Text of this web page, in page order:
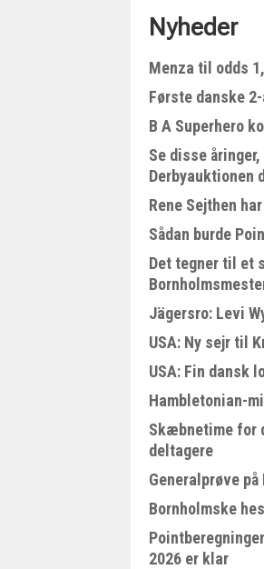
Nyheder
Menza til odds
Første danske
B A Superhero
Se disse
Derbyauktionen
Rene Sejthen
Sådan burde
Det tegner til et
Jägersro: Levi
USA: Ny sejr til
USA: Fin dansk
Hambletonian-
Skæbnetime for
deltagere
Generalprøve
Bornholmske
2026 er klar